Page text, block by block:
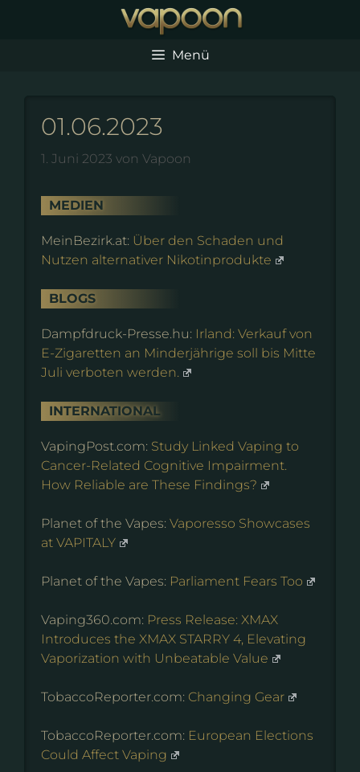
Menü
01.06.2023
1. Juni 2023 von Vapoon
MEDIEN
MeinBezirk.at: Über den Schaden und
Nutzen alternativer Nikotinprodukte
BLOGS
Dampfdruck-Presse.hu: Irland: Verkauf von
E-Zigaretten an Minderjährige soll bis Mitte
Juli verboten werden.
INTERNATIONAL
VapingPost.com: Study Linked Vaping to
Cancer-Related Cognitive Impairment.
How Reliable are These Findings?
Planet of the Vapes: Vaporesso Showcases
at VAPITALY
Planet of the Vapes: Parliament Fears Too
Vaping360.com: Press Release: XMAX
Introduces the XMAX STARRY 4, Elevating
Vaporization with Unbeatable Value
TobaccoReporter.com: Changing Gear
TobaccoReporter.com: European Elections
Could Affect Vaping